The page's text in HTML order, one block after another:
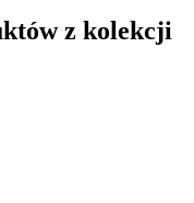
z kolekcji